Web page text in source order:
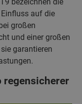
auf die
großen
und einer großen
garantieren
regensicherer